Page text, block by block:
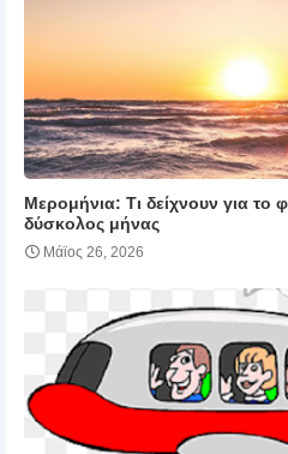
Μερομήνια: Tι δείχνουν για το
δύσκολος μήνας
Μάϊος 26, 2026